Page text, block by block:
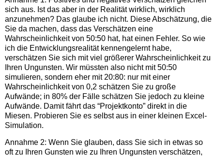
sich aus. Ist das aber in der Realität wirklich, wirklich
anzunehmen? Das glaube ich nicht. Diese Abschätzung, die
Sie da machen, dass das Verschätzen eine
Wahrscheinlichkeit von 50:50 hat, hat einen Fehler. So wie
ich die Entwicklungsrealität kennengelernt habe,
verschätzen Sie sich mit viel größerer Wahrscheinlichkeit zu
Ihren Ungunsten. Wir müssten also nicht mit 50:50
simulieren, sondern eher mit 20:80: nur mit einer
Wahrscheinlichkeit von 0,2 schätzen Sie zu große
Aufwände; in 80% der Fälle schätzen Sie jedoch zu kleine
Aufwände. Damit fährt das “Projektkonto” direkt in die
Miesen. Probieren Sie es selbst aus in einer kleinen Excel-
Simulation.
Annahme 2: Wenn Sie glauben, dass Sie sich in etwas so
oft zu Ihren Gunsten wie zu Ihren Ungunsten verschätzen,